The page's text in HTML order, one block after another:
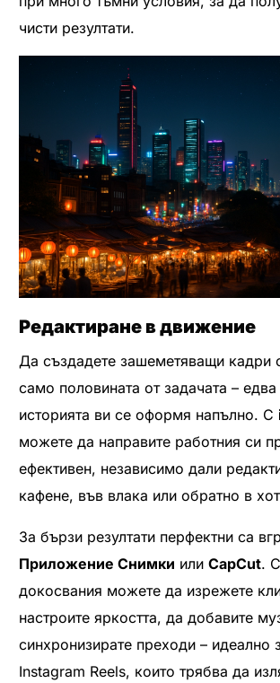
чисти резултати.
Редактиране в движение
Да създадете зашеметяващи кадри
само половината от задачата –
историята ви се оформя напълно. С
можете да направите работния си
ефективен, независимо дали
кафене, във влака или обратно в
За бързи резултати перфектни са
Приложение Снимки илиCapCut.
докосвания можете да изрежете
настроите яркостта, да добавите
синхронизирате преходи – идеално
Instagram Reels, които трябва да